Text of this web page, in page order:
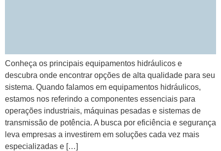
Conheça os principais equipamentos hidráulicos e
descubra onde encontrar opções de alta qualidade para seu
sistema. Quando falamos em equipamentos hidráulicos,
estamos nos referindo a componentes essenciais para
operações industriais, máquinas pesadas e sistemas de
transmissão de potência. A busca por eficiência e segurança
leva empresas a investirem em soluções cada vez mais
especializadas e […]